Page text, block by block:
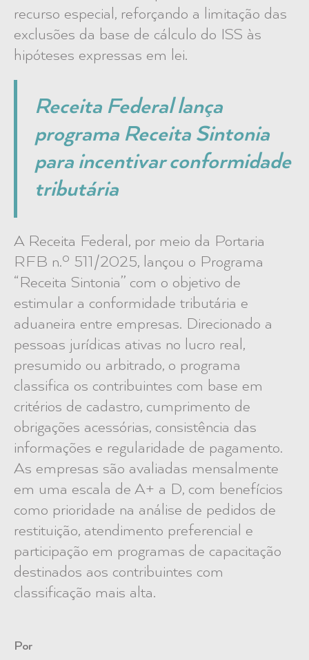
recurso especial, reforçando a limitação das
exclusões da base de cálculo do ISS às
hipóteses expressas em lei.
Receita Federal lança
programa Receita Sintonia
para incentivar conformidade
tributária
A Receita Federal, por meio da Portaria
RFB n.º 511/2025, lançou o Programa
“Receita Sintonia” com o objetivo de
estimular a conformidade tributária e
aduaneira entre empresas. Direcionado a
pessoas jurídicas ativas no lucro real,
presumido ou arbitrado, o programa
classifica os contribuintes com base em
critérios de cadastro, cumprimento de
obrigações acessórias, consistência das
informações e regularidade de pagamento.
As empresas são avaliadas mensalmente
em uma escala de A+ a D, com benefícios
como prioridade na análise de pedidos de
restituição, atendimento preferencial e
participação em programas de capacitação
destinados aos contribuintes com
classificação mais alta.
Por